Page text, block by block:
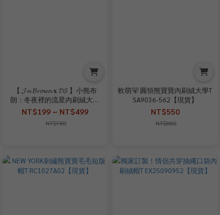
【 𝓙𝓷 𝓑𝓻𝓸𝔀𝓷 𝐱 𝓓𝓢 】小熊布
朗：冬夜裡的流星內刷絨大學
T(聯名款)【現貨】
NT$199 ~ NT$499
NT$780
軟萌🐻 圓領熊寶寶內刷絨大學T
SA9036-562【現貨】
NT$550
NT$880